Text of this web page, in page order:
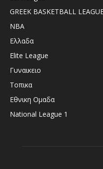
GREEK BASKETBALL
NBA
Ελλαδα
Elite League
Γυναικειο
Τοπικα
Εθνικη Ομαδα
National League 1